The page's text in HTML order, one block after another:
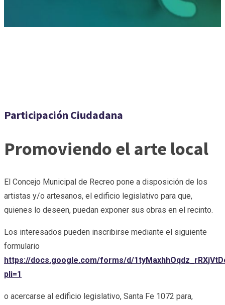
Participación Ciudadana
Promoviendo el arte local
El Concejo Municipal de Recreo pone a disposición de los
artistas y/o artesanos, el edificio legislativo para que,
quienes lo deseen, puedan exponer sus obras en el recinto.
Los interesados pueden inscribirse mediante el siguiente
formulario
https://docs.google.com/forms/d/
pli=1
o acercarse al edificio legislativo, Santa Fe 1072 para,